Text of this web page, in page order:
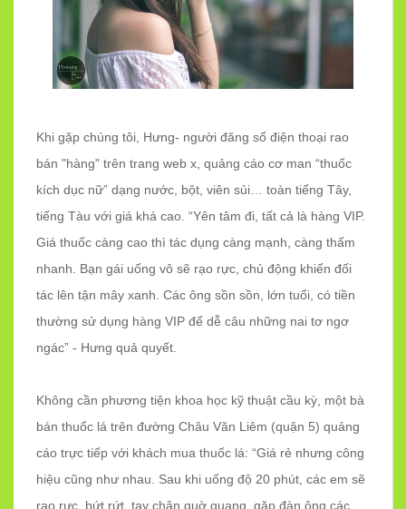
Khi gặp chúng tôi, Hưng- người đăng số điện thoại rao
bán "hàng" trên trang web x, quảng cáo cơ man “thuốc
kích dục nữ” dạng nước, bột, viên sủi… toàn tiếng Tây,
tiếng Tàu với giá khá cao. “Yên tâm đi, tất cả là hàng VIP.
Giá thuốc càng cao thì tác dụng càng mạnh, càng thấm
nhanh. Bạn gái uống vô sẽ rạo rực, chủ động khiến đối
tác lên tận mây xanh. Các ông sồn sồn, lớn tuổi, có tiền
thường sử dụng hàng VIP để dễ câu những nai tơ ngơ
ngác” - Hưng quả quyết.
Không cần phương tiện khoa học kỹ thuật cầu kỳ, một bà
bán thuốc lá trên đường Châu Văn Liêm (quận 5) quảng
cáo trực tiếp với khách mua thuốc lá: “Giá rẻ nhưng công
hiệu cũng như nhau. Sau khi uống độ 20 phút, các em sẽ
rạo rực, bứt rứt, tay chân quờ quạng, gặp đàn ông các